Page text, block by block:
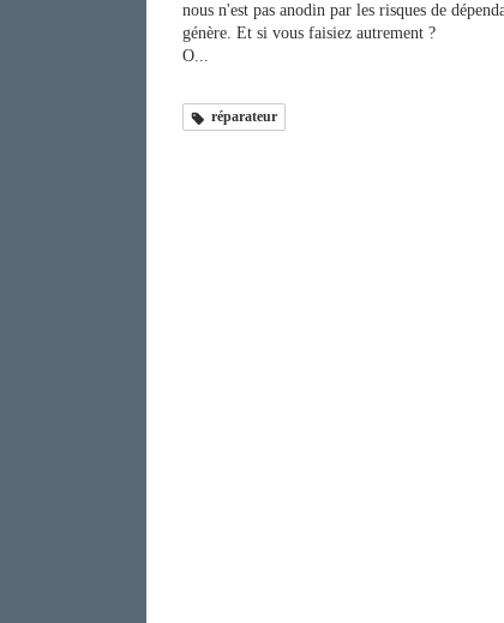
nous n'est pas anodin par les risques de
génère. Et si vous faisiez autrement ?
O...
réparateur